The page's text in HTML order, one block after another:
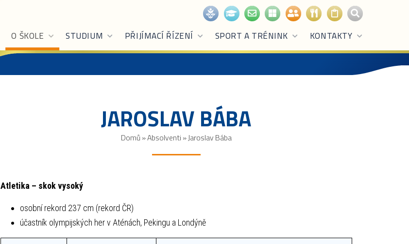
O ŠKOLE STUDIUM PŘIJÍMACÍ ŘÍZENÍ SPORT A TRÉNINK KONTAKTY
JAROSLAV BÁBA
Domů »Absolventi »Jaroslav Bába
Atletika – skok vysoký
osobní rekord 237 cm (rekord ČR)
účastník olympijských her v Aténách, Pekingu a Londýně